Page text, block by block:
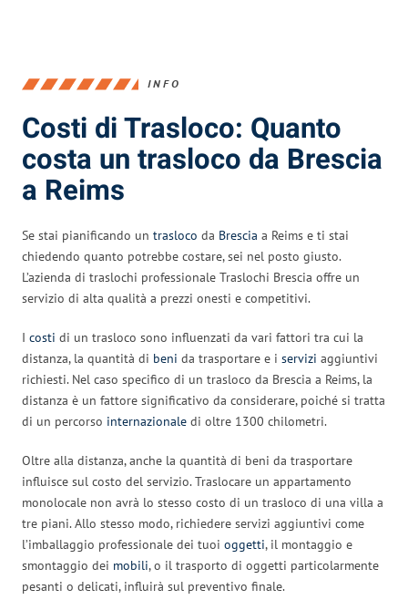
INFO
Costi di Trasloco: Quanto
costa un trasloco da Brescia
a Reims
Se stai pianificando un trasloco da Brescia a Reims e ti stai
chiedendo quanto potrebbe costare, sei nel posto giusto.
L’azienda di traslochi professionale Traslochi Brescia offre un
servizio di alta qualità a prezzi onesti e competitivi.
I costi di un trasloco sono influenzati da vari fattori tra cui la
distanza, la quantità di beni da trasportare e i servizi aggiuntivi
richiesti. Nel caso specifico di un trasloco da Brescia a Reims, la
distanza è un fattore significativo da considerare, poiché si tratta
di un percorso internazionale di oltre 1300 chilometri.
Oltre alla distanza, anche la quantità di beni da trasportare
influisce sul costo del servizio. Traslocare un appartamento
monolocale non avrà lo stesso costo di un trasloco di una villa a
tre piani. Allo stesso modo, richiedere servizi aggiuntivi come
l’imballaggio professionale dei tuoi oggetti, il montaggio e
smontaggio dei mobili, o il trasporto di oggetti particolarmente
pesanti o delicati, influirà sul preventivo finale.